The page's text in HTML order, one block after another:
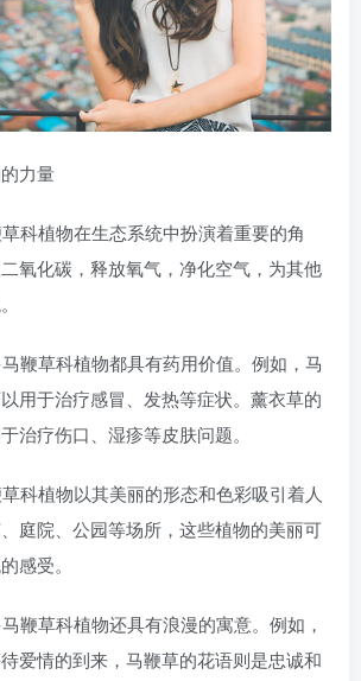
力量
科植物在生态系统中扮演着重要的角
氧化碳，释放氧气，净化空气，为其他
鞭草科植物都具有药用价值。例如，马
用于治疗感冒、发热等症状。薰衣草的
治疗伤口、湿疹等皮肤问题。
科植物以其美丽的形态和色彩吸引着人
庭院、公园等场所，这些植物的美丽可
感受。
鞭草科植物还具有浪漫的寓意。例如，
爱情的到来，马鞭草的花语则是忠诚和